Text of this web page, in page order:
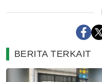
BERITA TERKAIT